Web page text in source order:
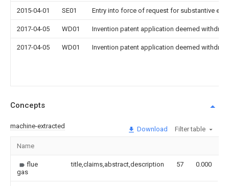
2015-04-01 SE01 Entry into force of request for substantive
2017-04-05 WD01 Invention patent application deemed
2017-04-05 WD01 Invention patent application deemed
Concepts
machine-extracted Download Filter table
Name
flue
gas
title,claims,abstract,description 57 0.000